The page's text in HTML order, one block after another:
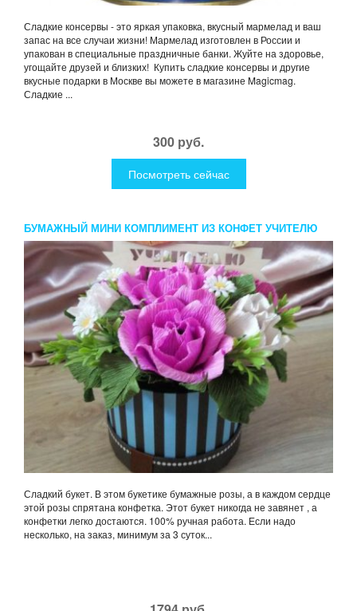
Сладкие консервы - это яркая упаковка, вкусный мармелад и ваш
запас на все случаи жизни! Мармелад изготовлен в России и
упакован в специальные праздничные банки. Жуйте на здоровье,
угощайте друзей и близких! Купить сладкие консервы и другие
вкусные подарки в Москве вы можете в магазине Magicmag.
Сладкие ...
300 руб.
Посмотреть сейчас
БУМАЖНЫЙ МИНИ КОМПЛИМЕНТ ИЗ КОНФЕТ УЧИТЕЛЮ
Сладкий букет. В этом букетике бумажные розы, а в каждом сердце
этой розы спрятана конфетка. Этот букет никогда не завянет , а
конфетки легко достаются. 100% ручная работа. Если надо
несколько, на заказ, минимум за 3 суток...